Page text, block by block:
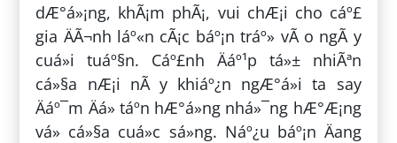
dÆ°á»¡ng, khÃ¡m phÃ¡, vui chÆ¡i cho cáº£
gia ÄÃ¬nh láº«n cÃ¡c báº¡n tráº» vÃ o ngÃ y
cuá»i tuáº§n. Cáº£nh Äáº¹p tá»± nhiÃªn
cá»§a nÆ¡i nÃ y khiáº¿n ngÆ°á»i ta say
Äáº¯m Äá» táº­n hÆ°á»ng nhá»¯ng hÆ°Æ¡ng
vá» cá»§a cuá»c sá»ng. Náº¿u báº¡n Äang